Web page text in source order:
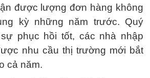
được lượng đơn hàng không
kỳ những năm trước. Quý
phục hồi tốt, các nhà nhập
nhu cầu thị trường mới bắt
cả năm.